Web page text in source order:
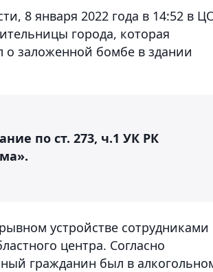
8 января 2022 года в 14:52 в
города, которая
о заложенной бомбе в здании
по ст. 273, ч.1 УК РК
устройстве сотрудниками
центра. Согласно
гражданин был в